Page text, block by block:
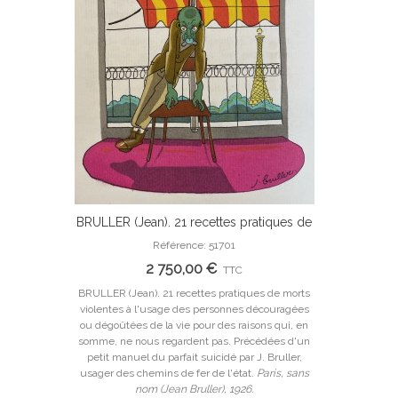
Ajouter Au Panier
BRULLER (Jean). 21 recettes pratiques de
morts violentes. Illustrations par Jean
Bruller.
Référence: 51701
2 750,00 € TTC
BRULLER (Jean). 21 recettes pratiques de morts
violentes à l'usage des personnes découragées
ou dégoûtées de la vie pour des raisons qui, en
somme, ne nous regardent pas. Précédées d'un
petit manuel du parfait suicidé par J. Bruller,
usager des chemins de fer de l'état. Paris, sans
nom (Jean Bruller), 1926.